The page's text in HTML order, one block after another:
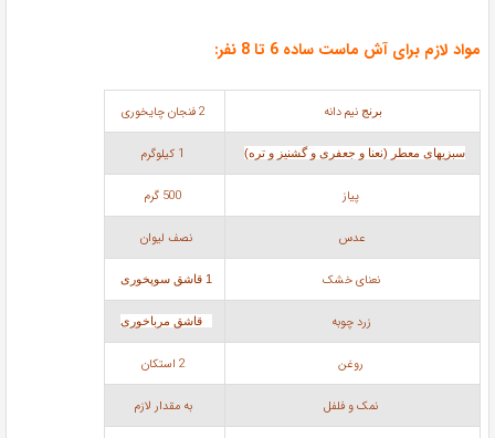
مواد لازم برای آش ماست ساده 6 تا 8 نفر:
برنج نیم دانه 2 فنجان چايخوری
سبزیهای معطر (نعنا و جعفری و گشنيز و تره)
پياز
عدس نصف لیوان
نعنای خشک 1 قاشق سوپخوری
زرد چوبه
روغن 2 استکان
نمک و فلفل به مقدار لازم